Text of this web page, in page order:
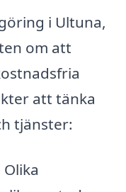
i Ultuna,
om att
att tänka
tjänster: